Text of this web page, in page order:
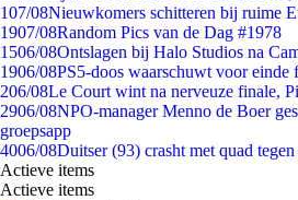
107/08Nieuwkomers schitteren bij ruime
1907/08Random Pics van de Dag #1978
1506/08Ontslagen bij Halo Studios na
1906/08PS5-doos waarschuwt voor einde
206/08Le Court wint na nerveuze finale,
2906/08NPO-manager Menno de Boer
groepsapp
4006/08Duitser (93) crasht met quad
Actieve items
Actieve items